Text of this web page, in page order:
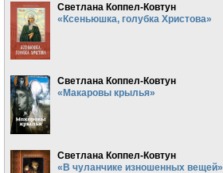
Светлана Коппел-Ковтун
«Ксеньюшка, голубка Христова»
Светлана Коппел-Ковтун
«Макаровы крылья»
Светлана Коппел-Ковтун
«В чуланчике изношенных вещей»